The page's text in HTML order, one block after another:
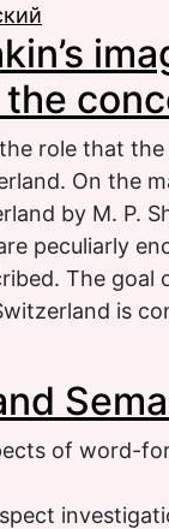
РОЛЬ
В
ХХ ВЕКА
role that
On the
by M. P.
peculiarly
The
is
metaphor
of word-